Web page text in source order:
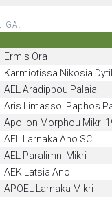
Ermis Ora
Karmiotissa Nikosia
AEL Aradippou Palaia
Aris Limassol Paphos
Apollon Morphou Mikri
AEL Larnaka Ano SC
AEL Paralimni Mikri
AEK Latsia Ano
APOEL Larnaka Mikri